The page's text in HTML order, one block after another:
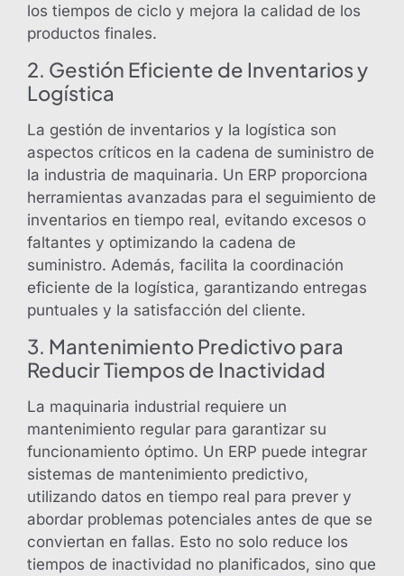
los tiempos de ciclo y mejora la calidad de los
productos finales.
2. Gestión Eficiente de Inventarios y
Logística
La gestión de inventarios y la logística son
aspectos críticos en la cadena de suministro de
la industria de maquinaria. Un ERP proporciona
herramientas avanzadas para el seguimiento de
inventarios en tiempo real, evitando excesos o
faltantes y optimizando la cadena de
suministro. Además, facilita la coordinación
eficiente de la logística, garantizando entregas
puntuales y la satisfacción del cliente.
3. Mantenimiento Predictivo para
Reducir Tiempos de Inactividad
La maquinaria industrial requiere un
mantenimiento regular para garantizar su
funcionamiento óptimo. Un ERP puede integrar
sistemas de mantenimiento predictivo,
utilizando datos en tiempo real para prever y
abordar problemas potenciales antes de que se
conviertan en fallas. Esto no solo reduce los
tiempos de inactividad no planificados, sino que